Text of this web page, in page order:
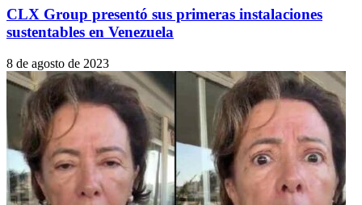
CLX Group presentó sus primeras instalaciones
sustentables en Venezuela
8 de agosto de 2023